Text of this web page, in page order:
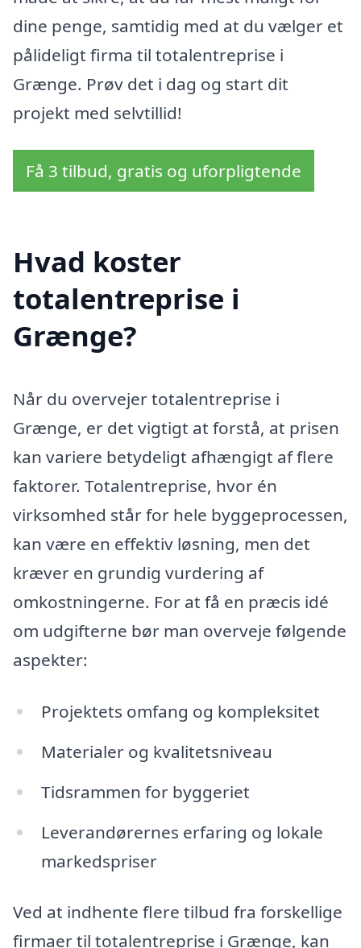
dine penge, samtidig med at du vælger et
pålideligt firma til totalentreprise i
Grænge. Prøv det i dag og start dit
projekt med selvtillid!
Få 3 tilbud, gratis og uforpligtende
Hvad koster
totalentreprise i
Grænge?
Når du overvejer totalentreprise i
Grænge, er det vigtigt at forstå, at prisen
kan variere betydeligt afhængigt af flere
faktorer. Totalentreprise, hvor én
virksomhed står for hele byggeprocessen,
kan være en effektiv løsning, men det
kræver en grundig vurdering af
omkostningerne. For at få en præcis idé
om udgifterne bør man overveje følgende
aspekter:
Projektets omfang og kompleksitet
Materialer og kvalitetsniveau
Tidsrammen for byggeriet
Leverandørernes erfaring og lokale
markedspriser
Ved at indhente flere tilbud fra forskellige
firmaer til totalentreprise i Grænge, kan